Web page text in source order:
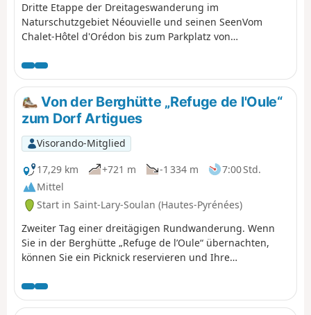
Dritte Etappe der Dreitageswanderung im
Naturschutzgebiet Néouvielle und seinen SeenVom
Chalet-Hôtel d'Orédon bis zum Parkplatz von
Schönheit der 20 Seen bleibt.Sie betreten das
Naturschutzgebiet Réserve Naturelle Nationale du
Néouvielle, das durch Vorschriften geschützt ist. Bitte
halten Sie sich daran (siehe praktische Informationen).
Von der Berghütte „Refuge de l'Oule“
zum Dorf Artigues
Visorando-Mitglied
17,29 km
+721 m -1 334 m
7:00 Std.
Mittel
Start in Saint-Lary-Soulan (Hautes-Pyrénées)
Zweiter Tag einer dreitägigen Rundwanderung. Wenn
Sie in der Berghütte „Refuge de l’Oule“ übernachten,
können Sie ein Picknick reservieren und Ihre
reizvoll am See entlang. Der Weg führt über den Col de
Bastanet und bietet entlang der gesamten Strecke